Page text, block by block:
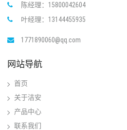
陈经理：15800042604
叶经理：13144455935
1771890060@qq.com
网站导航
首页
关于洁安
产品中心
联系我们